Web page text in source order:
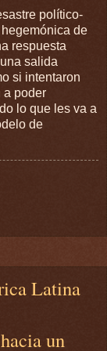
político-
de
respuesta
salida
si intentaron
a poder
lo que les va a
de
Latina
un